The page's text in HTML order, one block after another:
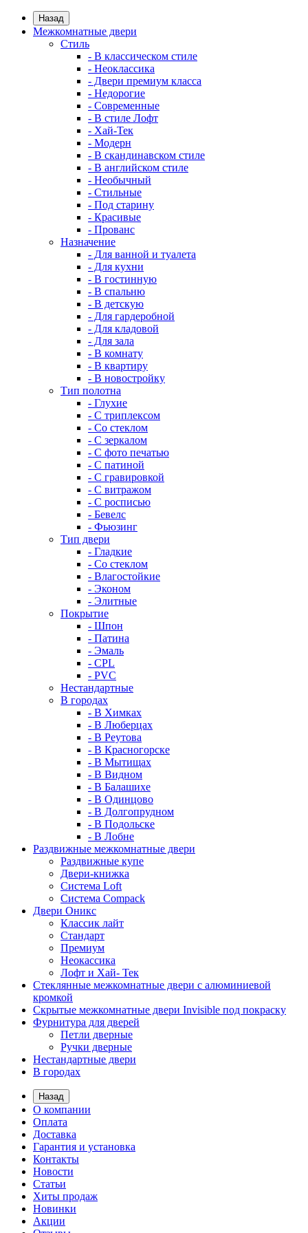
Назад
Межкомнатные двери
Стиль
- В классическом стиле
- Неоклассика
- Двери премиум класса
- Недорогие
- Современные
- В стиле Лофт
- Хай-Тек
- Модерн
- В скандинавском стиле
- В английском стиле
- Необычный
- Стильные
- Под старину
- Красивые
- Прованс
Назначение
- Для ванной и туалета
- Для кухни
- В гостинную
- В спальню
- В детскую
- Для гардеробной
- Для кладовой
- Для зала
- В комнату
- В квартиру
- В новостройку
Тип полотна
- Глухие
- С триплексом
- Со стеклом
- С зеркалом
- С фото печатью
- С патиной
- С гравировкой
- С витражом
- С росписью
- Бевелс
- Фьюзинг
Тип двери
- Гладкие
- Со стеклом
- Влагостойкие
- Эконом
- Элитные
Покрытие
- Шпон
- Патина
- Эмаль
- CPL
- PVC
Нестандартные
В городах
- В Химках
- В Люберцах
- В Реутова
- В Красногорске
- В Мытищах
- В Видном
- В Балашихе
- В Одинцово
- В Долгопрудном
- В Подольске
- В Лобне
Раздвижные межкомнатные двери
Раздвижные купе
Двери-книжка
Система Loft
Система Compack
Двери Оникс
Классик лайт
Стандарт
Премиум
Неокассика
Лофт и Хай- Тек
Стеклянные межкомнатные двери с алюминиевой
кромкой
Скрытые межкомнатные двери Invisible под покраску
Фурнитура для дверей
Петли дверные
Ручки дверные
Нестандартные двери
В городах
Назад
О компании
Оплата
Доставка
Гарантия и установка
Контакты
Новости
Статьи
Хиты продаж
Новинки
Акции